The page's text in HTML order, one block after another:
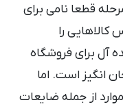
قطعا نامی برای
را
آل برای فروشگاه
انگیز است. اما
از جمله ضایعات